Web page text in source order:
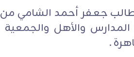
جعفر أحمد الشامي
المدارس والأهل
.